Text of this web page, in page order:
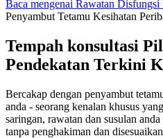
Baca mengenai Rawatan
Penyambut Tetamu Kesihatan
Tempah konsultasi
Pendekatan Terkini
Bercakap dengan penyambut
anda - seorang kenalan khusus
saringan, rawatan dan susulan
tanpa penghakiman dan